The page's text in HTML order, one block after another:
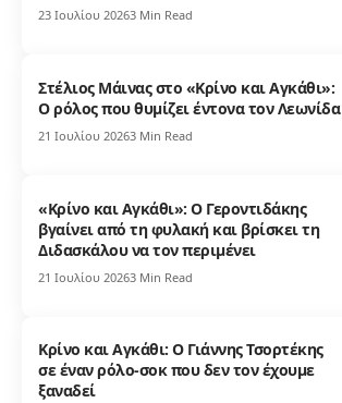
23 Ιουλίου 20263 Min Read
Στέλιος Μάινας στο «Κρίνο και Αγκάθι»:
Ο ρόλος που θυμίζει έντονα τον Λεωνίδα
21 Ιουλίου 20263 Min Read
«Κρίνο και Αγκάθι»: Ο Γεροντιδάκης
βγαίνει από τη φυλακή και βρίσκει τη
Διδασκάλου να τον περιμένει
21 Ιουλίου 20263 Min Read
Κρίνο και Αγκάθι: Ο Γιάννης Τσορτέκης
σε έναν ρόλο-σοκ που δεν τον έχουμε
ξαναδεί